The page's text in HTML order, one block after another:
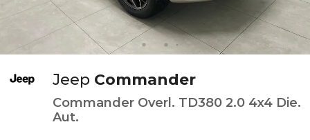
Jeep Commander
Commander Overl. TD380 2.0 4x4 Die.
Aut.